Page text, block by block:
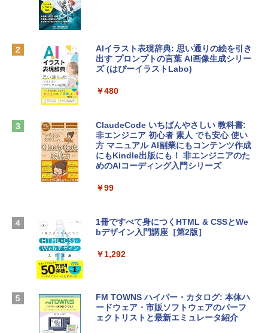
￥162,598
tomtoc 360°保護 15.6 16インチ パソコ
￥2,952
Apple 2026 MacBook Air M5チップ搭載
igence、13.6インチLiquid Retinaディ
ームカメラ、日本語キーボード、Touch I
D - シルバー
￥261,414
ン 15-fd 15.6インチ 16GBメモリ 512GB
SSD インテル Core 5
Robloxギフトカード - 1000 Robux 【限
定バーチャルアイテムを含む】 【オンラ
ラインコード版
Microsoft Office Home & Business 202
4(最新 永続版)|オンラインコード版|Wind
ows11、10/mac対応|PC2台
￥39,582
Robloxギフトカード - 2,000 Robux 【限
定バーチャルアイテムを含む】 【オンラ
ラインコード版
Windows版 | Minecraft (マインクラフ
ト): Java & Bedrock Edition | オンライ
AIイラスト表現辞典: 思い通りの絵を引き
出す プロンプトの言葉 AI画像生成シリー
ズ (はぴーイラストLabo)
￥480
ClaudeCode いちばんやさしい 教科書:
非エンジニア 初心者 素人 でも安心 使い
方 マニュアル AI副業にもコンテンツ作成
にもKindle出版にも！ 非エンジニアのた
めのAIコーディング入門シリーズ
￥99
1冊ですべて身につくHTML & CSSとWe
bデザイン入門講座［第2版］
￥1,292
FM TOWNS ハイパー・カタログ: 本体ハ
ードウェア・市販ソフトウェアのパーフ
ェクトリストと最新エミュレータ紹介